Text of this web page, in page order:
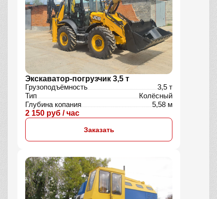
Экскаватор-погрузчик 3,5 т
Грузоподъёмность
3,5 т
Тип
Колёсный
Глубина копания
5,58 м
2 150 руб / час
Заказать